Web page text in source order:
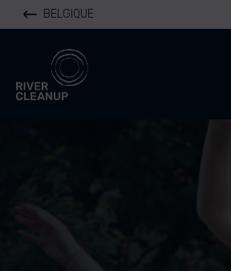
BELGIQUE
River Cleanup